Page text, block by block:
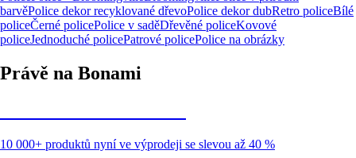
barvěPolice dekor recyklované dřevoPolice dekor dubRetro policeBílé
policeČerné policePolice v saděDřevěné policeKovové
policeJednoduché policePatrové policePolice na obrázky
Právě na Bonami
10 000+ produktů nyní ve výprodeji se slevou až 40 %